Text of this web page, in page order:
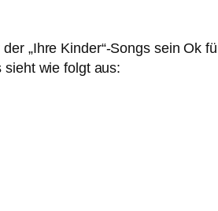
„Ihre Kinder“-Songs sein Ok
sieht wie folgt aus: